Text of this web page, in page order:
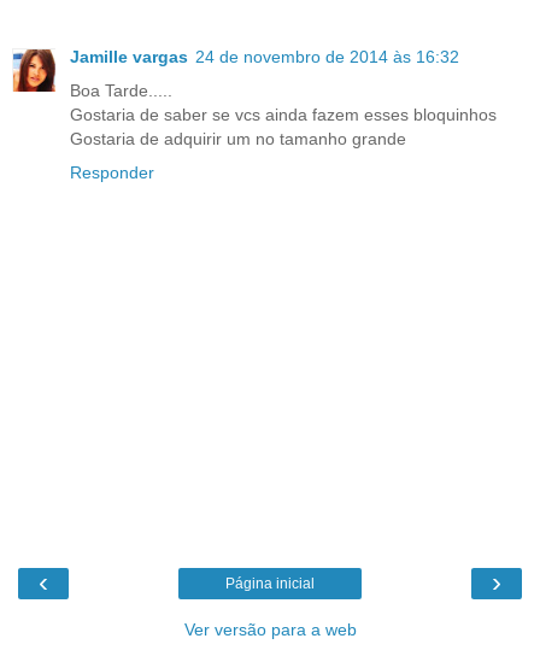
Jamille vargas 24 de novembro de 2014 às 16:32
Boa Tarde.....
Gostaria de saber se vcs ainda fazem esses bloquinhos
Gostaria de adquirir um no tamanho grande
Responder
‹ ›
Página inicial
Ver versão para a web